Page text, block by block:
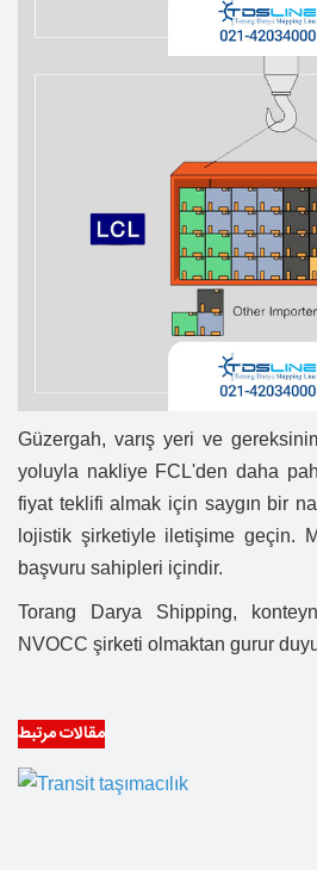
Güzergah, varış yeri ve
yoluyla nakliye FCL'den daha
fiyat teklifi almak için saygın bir
lojistik şirketiyle iletişime geçin.
başvuru sahipleri içindir.
Torang Darya Shipping,
NVOCC şirketi olmaktan gurur
مقالات مرتبط